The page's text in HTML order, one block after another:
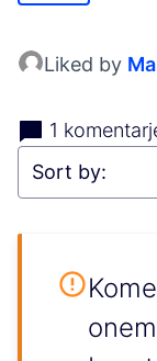
Liked by
1